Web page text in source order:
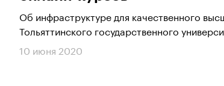
Об инфраструктуре для качественного
Тольяттинского государственного
10 июня 2020